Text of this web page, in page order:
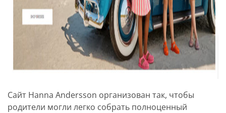
Сайт Hanna Andersson организован так, чтобы
родители могли легко собрать полноценный